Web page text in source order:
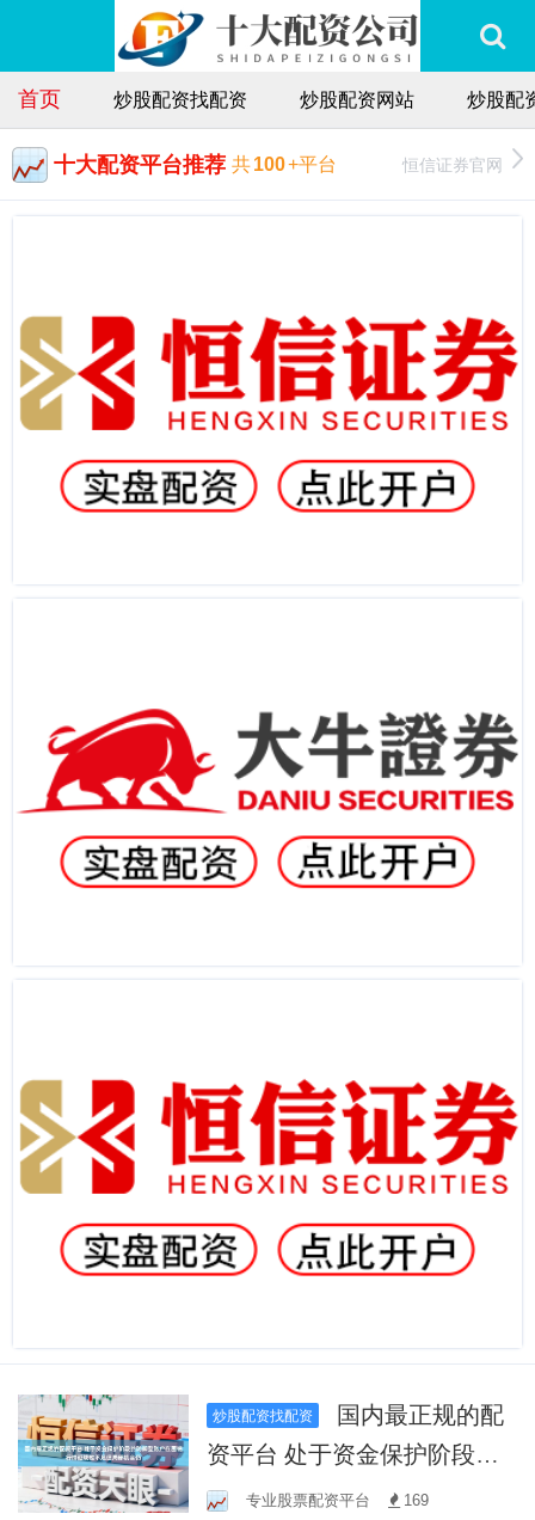
首页 炒股配资找配资 炒股配资网站 炒股配
十大配资平台推荐 共100+平台 恒信证券官网
炒股配资找配资
资平台 处于资金保护阶段的
防御型账户在围绕行情延续
专业股票配资平台 169